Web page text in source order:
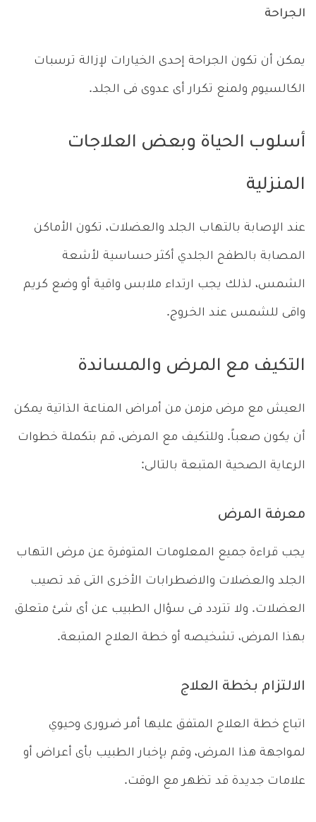
الجراحة
يمكن أن تكون الجراحة إحدى الخيارات لإزالة ترسبات
الكالسيوم ولمنع تكرار أى عدوى فى الجلد.
أسلوب الحياة وبعض العلاجات
المنزلية
عند الإصابة بالتهاب الجلد والعضلات، تكون الأماكن
المصابة بالطفح الجلدي أكثر حساسية لأشعة
الشمس، لذلك يجب ارتداء ملابس واقية أو وضع كريم
واقى للشمس عند الخروج.
التكيف مع المرض والمساندة
العيش مع مرض مزمن من أمراض المناعة الذاتية يمكن
أن يكون صعباً. وللتكيف مع المرض، قم بتكملة خطوات
الرعاية الصحية المتبعة بالتالى:
معرفة المرض
يجب قراءة جميع المعلومات المتوفرة عن مرض التهاب
الجلد والعضلات والاضطرابات الأخرى التى قد تصيب
العضلات. ولا تتردد فى سؤال الطبيب عن أى شئ متعلق
بهذا المرض، تشخيصه أو خطة العلاج المتبعة.
الالتزام بخطة العلاج
اتباع خطة العلاج المتفق عليها أمر ضرورى وحيوي
لمواجهة هذا المرض، وقم بإخبار الطبيب بأى أعراض أو
علامات جديدة قد تظهر مع الوقت.